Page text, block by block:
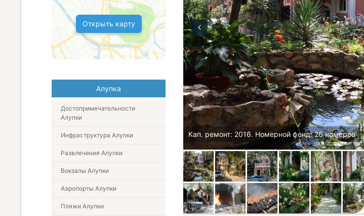
Кап. ремонт: 2016. Номерной фонд: 26 номеров
Открыть карту
Алупка
Достопримечательности
Алупки
Инфраструктура Алупки
Развлечения Алупки
Вокзалы Алупки
Аэропорты Алупки
Пляжи Алупки